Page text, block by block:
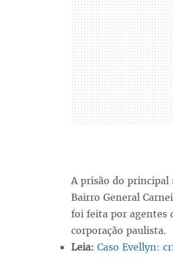
A prisão do principal
Bairro General
foi feita por agentes
corporação paulista.
Leia: Caso Evellyn: